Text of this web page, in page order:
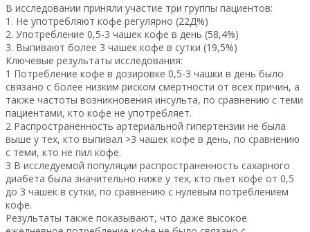
В исследовании приняли участие три группы пациентов:
1. Не употребляют кофе регулярно (22Д%)
2. Употребление 0,5-3 чашек кофе в день (58,4%)
3. Выпивают более 3 чашек кофе в сутки (19,5%)
Ключевые результаты исследования:
1 Потребление кофе в дозировке 0,5-3 чашки в день было
связано с более низким риском смертности от всех причин, а
также частоты возникновения инсульта, по сравнению с теми
пациентами, кто кофе не употребляет.
2 Распространенность артериальной гипертензии не была
выше у тех, кто выпивал >3 чашек кофе в день, по сравнению
с теми, кто не пил кофе.
3 В исследуемой популяции распространенность сахарного
диабета была значительно ниже у тех, кто пьет кофе от 0,5
до 3 чашек в сутки, по сравнению с нулевым потреблением
кофе.
Результаты также показывают, что даже высокое